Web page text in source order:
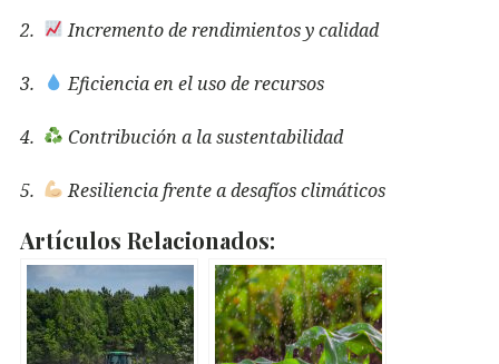
2. Incremento de rendimientos y calidad
3. Eficiencia en el uso de recursos
4. Contribución a la sustentabilidad
5. Resiliencia frente a desafíos climáticos
Artículos Relacionados: